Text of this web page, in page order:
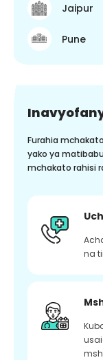
Jaipur
Pune
Furahia
yako ya
mchakato rahisi
na